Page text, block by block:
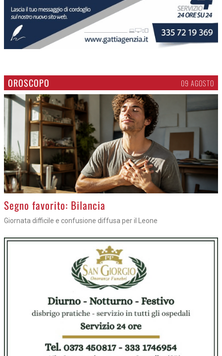
OROSCOPO 09 AGOSTO
>
Segno favorito: Bilancia
Giornata difficile e confusione diffusa per il Leone